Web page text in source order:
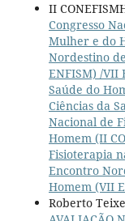
II
Congresso
Mulher e do
Nordestino
ENFISM) /
Saúde do
Ciências da
Nacional de
Homem (II
Fisioterapia
Encontro
Homem (VII
Roberto